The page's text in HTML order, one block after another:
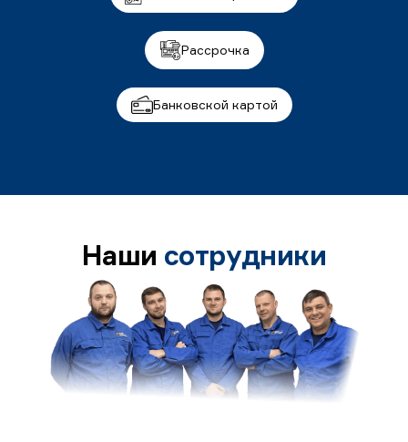
Рассрочка
Банковской картой
Наши сотрудники